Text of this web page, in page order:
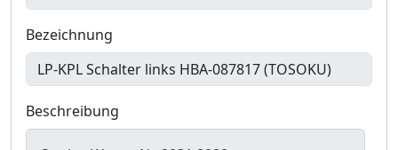
Bezeichnung
Beschreibung